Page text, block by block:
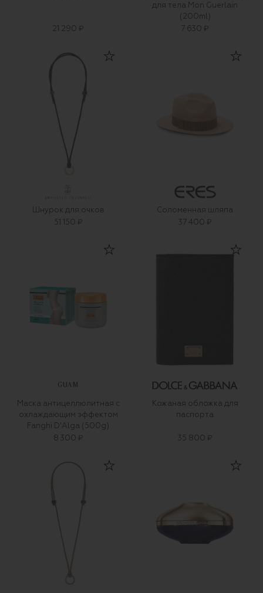
21 290 ₽
для тела Mon Guerlain
(200ml)
7 630 ₽
Шнурок для очков
51 150 ₽
Соломенная шляпа
37 400 ₽
GUAM
Маска антицеллюлитная с
охлаждающим эффектом
Fanghi D’Alga (500g)
8 300 ₽
Кожаная обложка для
паспорта
35 800 ₽